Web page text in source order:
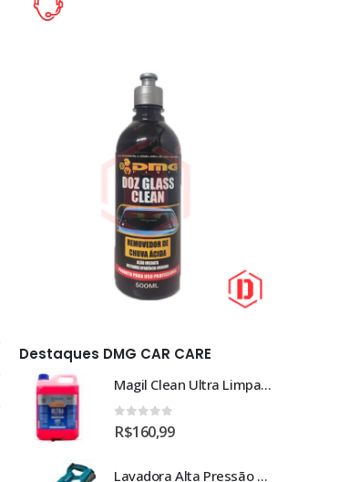
Destaques DMG CAR CARE
Magil Clean Ultra Limpador AutoClean Uso Geral 5L
0 out of 5
R$160,99
Lavadora Alta Pressão Bateria 18v 1bat 3a Makita Dhw180zc